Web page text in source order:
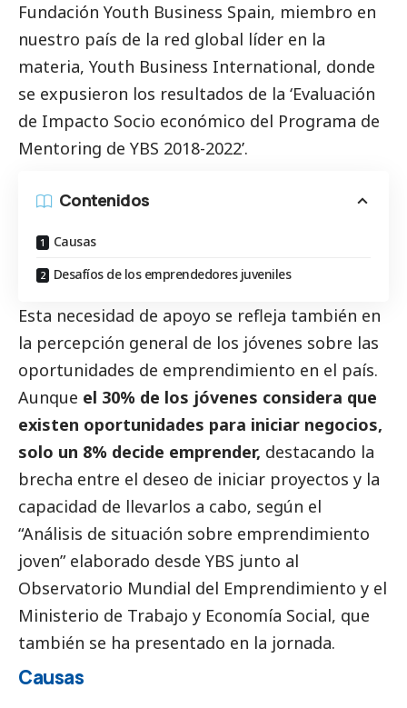
Fundación Youth Business Spain, miembro en
nuestro país de la red global líder en la
materia, Youth Business International, donde
se expusieron los resultados de la ‘Evaluación
de Impacto Socio económico del Programa de
Mentoring de YBS 2018-2022’.
Contenidos
Causas
Desafíos de los emprendedores juveniles
Esta necesidad de apoyo se refleja también en
la percepción general de los jóvenes sobre las
oportunidades de emprendimiento en el país.
Aunque el 30% de los jóvenes considera que
existen oportunidades para iniciar negocios,
solo un 8% decide emprender, destacando la
brecha entre el deseo de iniciar proyectos y la
capacidad de llevarlos a cabo, según el
“Análisis de situación sobre emprendimiento
joven”elaborado desde YBS junto al
Observatorio Mundial del Emprendimiento y el
Ministerio de Trabajo y Economía Social, que
también se ha presentado en la jornada.
Causas